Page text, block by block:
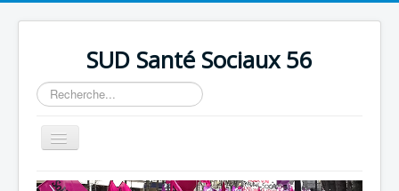
SUD Santé Sociaux 56
Rechercher
Basculer
la
Accueil